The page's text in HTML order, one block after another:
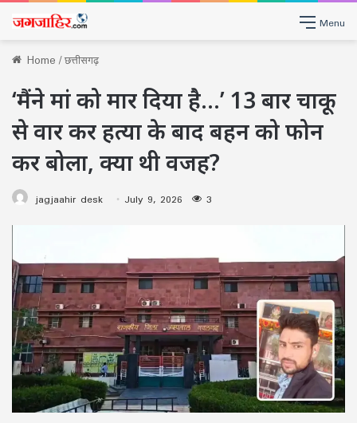
Menu
Home/छत्तीसगढ़
‘मैंने मां को मार दिया है…’ 13 बार चाकू
से वार कर हत्या के बाद बहन को फोन
कर बोला, क्या थी वजह?
jagjaahir desk July 9, 2026 3